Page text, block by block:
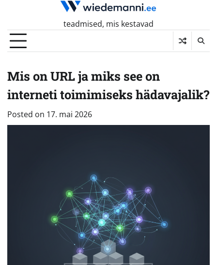
content
teadmised, mis kestavad
Mis on URL ja miks see on
interneti toimimiseks hädavajalik?
Posted on 17. mai 2026